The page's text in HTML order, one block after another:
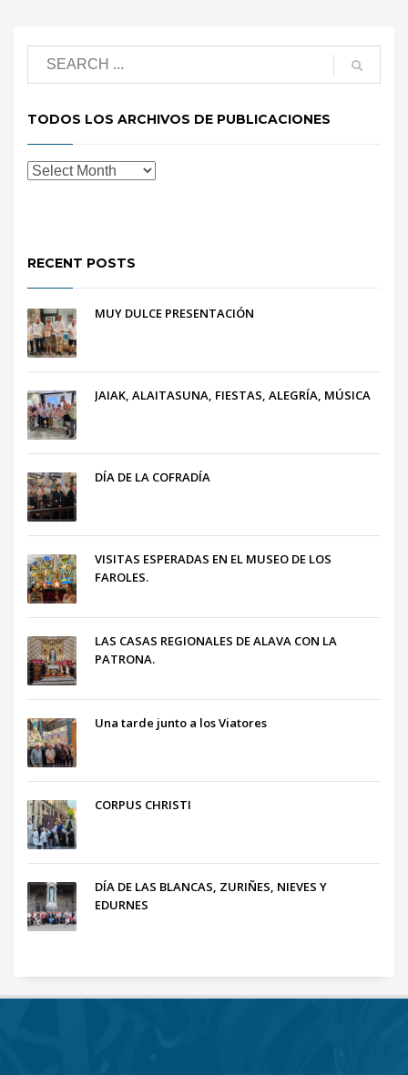
TODOS LOS ARCHIVOS DE PUBLICACIONES
RECENT POSTS
MUY DULCE PRESENTACIÓN
JAIAK, ALAITASUNA, FIESTAS, ALEGRÍA, MÚSICA
DÍA DE LA COFRADÍA
VISITAS ESPERADAS EN EL MUSEO DE LOS
FAROLES.
LAS CASAS REGIONALES DE ALAVA CON LA
PATRONA.
Una tarde junto a los Viatores
CORPUS CHRISTI
DÍA DE LAS BLANCAS, ZURIÑES, NIEVES Y
EDURNES